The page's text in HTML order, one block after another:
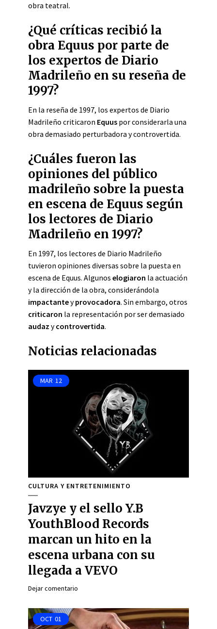
obra teatral.
¿Qué críticas recibió la
obra Equus por parte de
los expertos de Diario
Madrileño en su reseña de
1997?
En la reseña de 1997, los expertos de Diario
Madrileño criticaron Equus por considerarla una
obra demasiado perturbadora y controvertida.
¿Cuáles fueron las
opiniones del público
madrileño sobre la puesta
en escena de Equus según
los lectores de Diario
Madrileño en 1997?
En 1997, los lectores de Diario Madrileño
tuvieron opiniones diversas sobre la puesta en
escena de Equus. Algunos elogiaron la actuación
y la dirección de la obra, considerándola
impactanteyprovocadora. Sin embargo, otros
criticaron la representación por ser demasiado
audaz ycontrovertida.
Noticias relacionadas
MAR 12
CULTURA Y ENTRETENIMIENTO
Javzye y el sello Y.B
YouthBlood Records
marcan un hito en la
escena urbana con su
llegada a VEVO
Dejar comentario
OCT 01